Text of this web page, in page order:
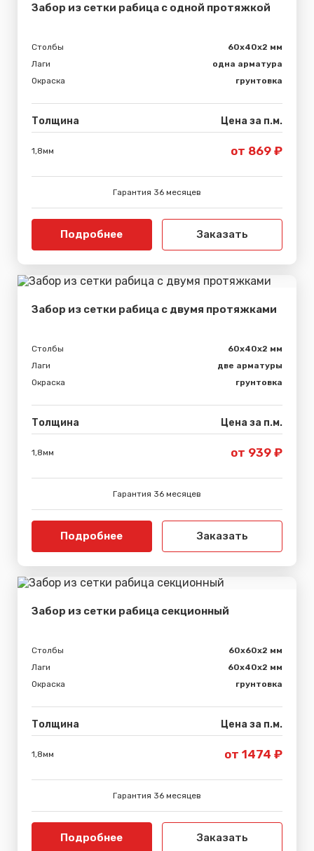
Забор из сетки рабица с одной протяжкой
Столбы
60х40х2 мм
Лаги
одна арматура
Окраска
грунтовка
Толщина Цена за п.м.
1,8мм от 869 ₽
Гарантия 36 месяцев
Подробнее Заказать
Забор из сетки рабица с двумя протяжками
Столбы
60х40х2 мм
Лаги
две арматуры
Окраска
грунтовка
Толщина Цена за п.м.
1,8мм от 939 ₽
Гарантия 36 месяцев
Подробнее Заказать
Забор из сетки рабица секционный
Столбы
60х60х2 мм
Лаги
60х40х2 мм
Окраска
грунтовка
Толщина Цена за п.м.
1,8мм от 1474 ₽
Гарантия 36 месяцев
Подробнее Заказать